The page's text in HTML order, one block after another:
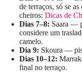
de terraços, só se
cheiros: Dicas de
Dias 7–8: Saara —
considere um
camelo.
Dia 9: Skoura —
Dias 10–12:
final no terraço.